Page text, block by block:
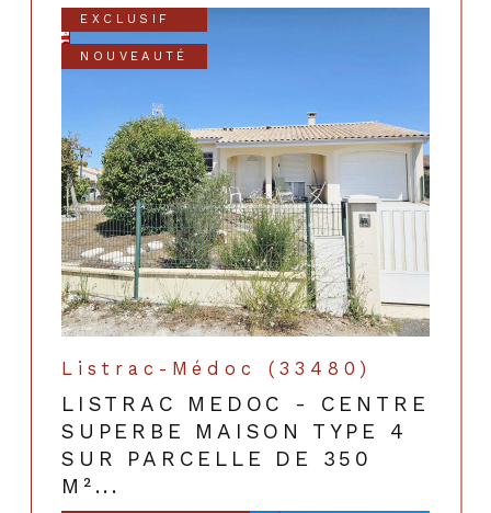
EXCLUSIF
NOUVEAUTÉ
Listrac-Médoc (33480)
LISTRAC MEDOC - CENTRE
SUPERBE MAISON TYPE 4
SUR PARCELLE DE 350
M²...